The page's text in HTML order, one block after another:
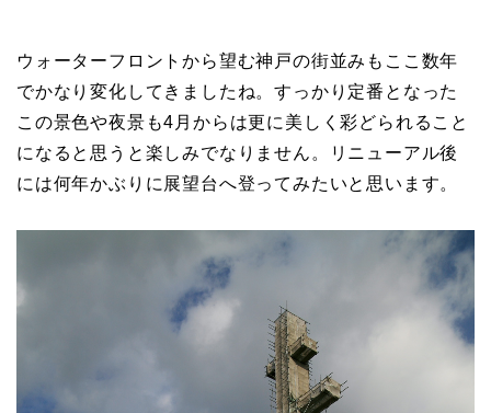
ウォーターフロントから望む神戸の街並みもここ数年
でかなり変化してきましたね。すっかり定番となった
この景色や夜景も4月からは更に美しく彩どられること
になると思うと楽しみでなりません。リニューアル後
には何年かぶりに展望台へ登ってみたいと思います。